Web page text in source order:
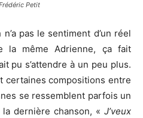
Petit
pas le sentiment d’un réel
la même Adrienne, ça fait
pu s’attendre à un peu plus.
certaines compositions entre
se ressemblent parfois un
la dernière chanson, « J’veux